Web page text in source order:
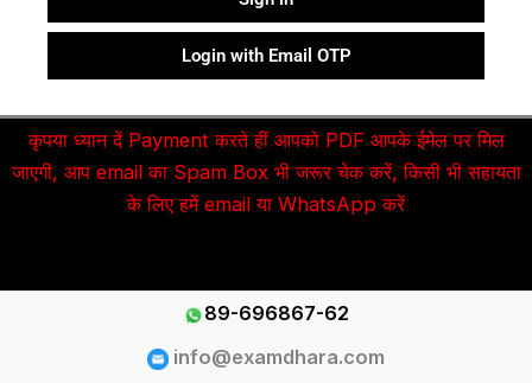
Login with Email OTP
कृपया ध्यान दें Payment करते हीं आपको PDF आपके ईमेल पर मिल
जाएगी, आप email का Spam Box भी जरूर चेक करें, किसी भी सहायता
के लिए हमें email या WhatsApp करें
89-696867-62
info@examdhara.com